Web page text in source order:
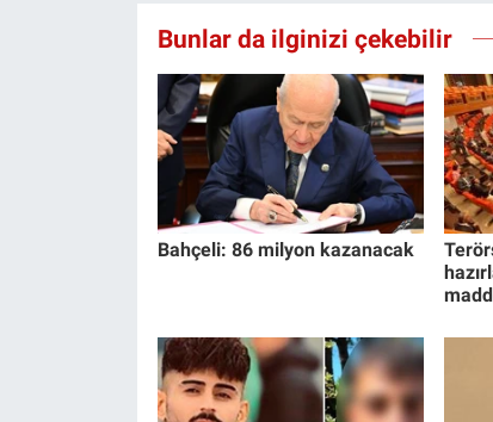
Bunlar da ilginizi çekebilir
Bahçeli: 86 milyon kazanacak